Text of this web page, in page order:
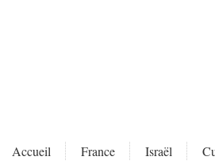
Accueil France Israël